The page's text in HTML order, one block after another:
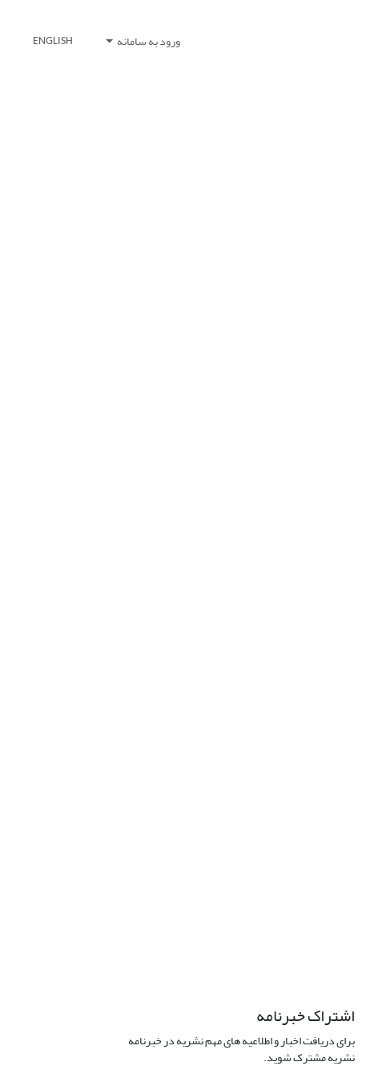
ورود به سامانه ENGLISH
اشتراک خبرنامه
برای دریافت اخبار و اطلاعیه های مهم نشریه در خبرنامه
نشریه مشترک شوید.